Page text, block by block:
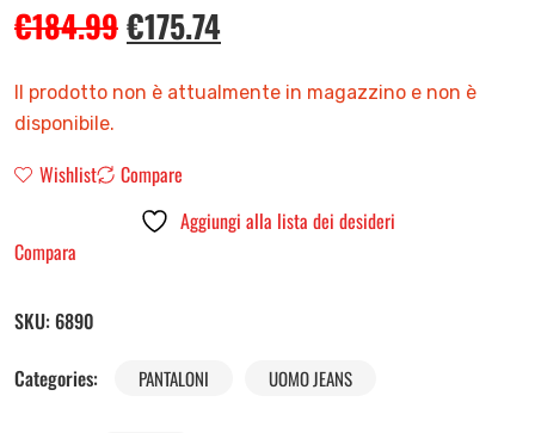
€184.99€175.74
Il prodotto non è attualmente in magazzino e non è
disponibile.
Wishlist
Compare
Aggiungi alla lista dei desideri
Compara
SKU: 6890
Categories:
PANTALONI UOMO JEANS